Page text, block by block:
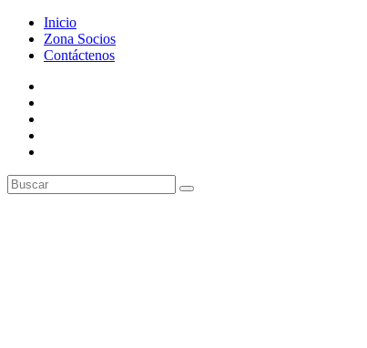
Inicio
Zona Socios
Contáctenos